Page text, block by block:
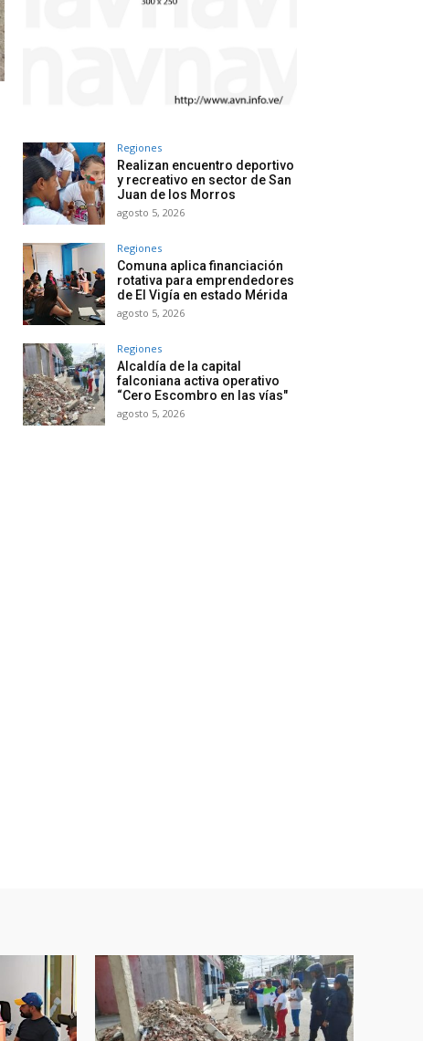
Regiones
Realizan encuentro deportivo
y recreativo en sector de San
Juan de los Morros
agosto 5, 2026
Regiones
Comuna aplica financiación
rotativa para emprendedores
de El Vigía en estado Mérida
agosto 5, 2026
Regiones
Alcaldía de la capital
falconiana activa operativo
“Cero Escombro en las vías"
agosto 5, 2026